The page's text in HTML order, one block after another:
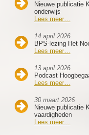
Nieuwe publicatie
onderwijs
Lees meer…
14 april 2026
BPS-lezing Het
Lees meer…
13 april 2026
Podcast
Lees meer…
30 maart 2026
Nieuwe publicatie
vaardigheden
Lees meer…